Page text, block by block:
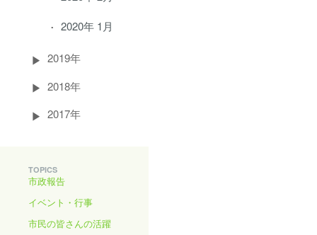
2020年 1月
2019年
2018年
2017年
TOPICS
市政報告
イベント・行事
市民の皆さんの活躍